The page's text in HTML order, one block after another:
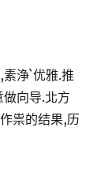
浄`优雅.推
向导.北方
祟的结果,历